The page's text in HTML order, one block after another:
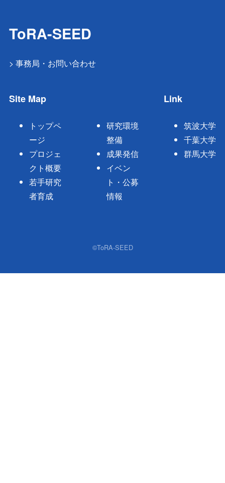
ToRA-SEED
> 事務局・お問い合わせ
Site Map
トップペ
ージ
プロジェ
クト概要
若手研究
者育成
研究環境
整備
成果発信
イベン
ト・公募
情報
Link
筑波大学
千葉大学
群馬大学
©ToRA-SEED